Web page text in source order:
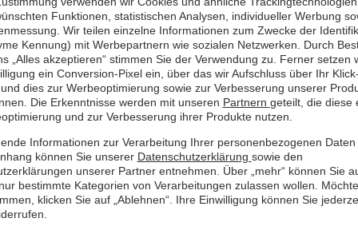
Funktionen, statistischen Analysen, individueller Werbung
Wir teilen einzelne Informationen zum Zwecke der
Kennung) mit Werbepartnern wie sozialen Netzwerken. Durch
„Alles akzeptieren“ stimmen Sie der Verwendung zu. Ferner setzen
ein Conversion-Pixel ein, über das wir Aufschluss über Ihr
dies zur Werbeoptimierung sowie zur Verbesserung unserer
Die Erkenntnisse werden mit unseren Partnern geteilt, die diese
und zur Verbesserung ihrer Produkte nutzen.
Informationen zur Verarbeitung Ihrer personenbezogenen Daten
können Sie unserer Datenschutzerklärung sowie den
unserer Partner entnehmen. Über „mehr“ können Sie
bestimmte Kategorien von Verarbeitungen zulassen wollen.
klicken Sie auf „Ablehnen“. Ihre Einwilligung können Sie
finanzieren bei
Von der Renovierung des
Kredit für 30.000 Euro von easyCredit, denn
Stellen Sie online Ihre Kreditanfrage rund